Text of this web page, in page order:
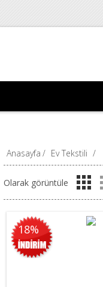
Anasayfa / Ev Tekstili /
Olarak görüntüle
18%